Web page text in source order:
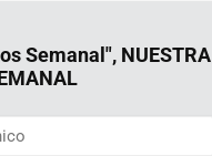
Semanal", NUESTRA